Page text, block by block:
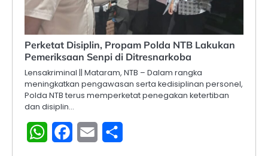
Perketat Disiplin, Propam Polda NTB Lakukan
Pemeriksaan Senpi di Ditresnarkoba
Lensakriminal || Mataram, NTB – Dalam rangka
meningkatkan pengawasan serta kedisiplinan personel,
Polda NTB terus memperketat penegakan ketertiban
dan disiplin…
WhatsAppFacebook
Email